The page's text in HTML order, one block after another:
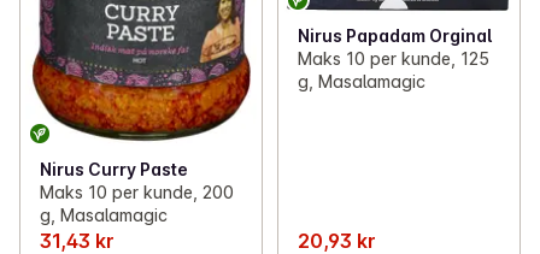
Nirus Curry Paste
Maks 10 per kunde, 200
g, Masalamagic
31,43 kr
Nirus Papadam Orginal
Maks 10 per kunde, 125
g, Masalamagic
20,93 kr